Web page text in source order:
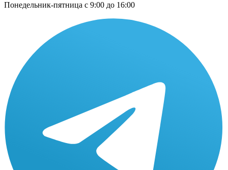
Понедельник-пятница с 9:00 до 16:00